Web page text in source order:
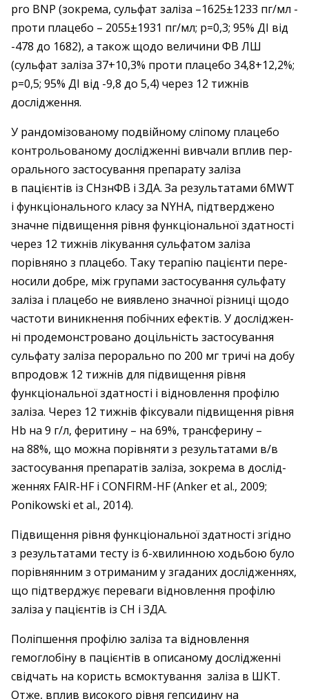
pro BNP (зокрема, сульфат заліза –1625±1233 пг/мл ­
проти плацебо – 2055±1931 пг/мл; p=0,3; 95% ДІ від
-478 до 1682), а також щодо величини ФВ ЛШ
(сульфат заліза 37+10,3% проти плацебо 34,8+12,2%;
p=0,5; 95% ДІ від -9,8 до 5,4) через 12 тижнів
дослідження.
У рандомізованому подвійному сліпому плацебо
контрольованому дослід­жен­ні ви­вчали вплив пер­
орального застосування препарату заліза
в пацієнтів із СНзнФВ і ЗДА. За результатами 6MWT
і ­функціонального класу за NYHA, підтверджено
значне ­підвищення рівня функціональної здатності
­через 12 тижнів лікування сульфатом ­заліза
порівняно з плацебо. Таку терапію ­пацієнти пере­
носили добре, між групами застосування сульфату
заліза і плацебо не виявлено значної різниці щодо
частоти виникнення побічних ефектів. У дослід­жен­
ні продемонстровано доцільність застосування
сульфату заліза пер­орально по 200 мг тричі на добу
впродовж 12 тижнів для підвищення рівня
функціональної здатності і відновлення профілю
заліза. Через 12 тижнів фіксували підвищення рівня
Hb на 9 г/л, феритину – ​на 69%, трансферину – ​
на 88%, що можна порівняти з результатами в/в
застосування препаратів заліза, зокрема в дослід­
жен­нях FAIR-HF і CONFIRM-HF (Anker et al., 2009;
Ponikowski et al., 2014).
Підвищення рівня функціональної здатності згідно
з результатами тесту із 6-хвилинною ходьбою було
порівнянним з отриманим у згаданих дослідженнях,
що підтверджує переваги відновлення профілю
заліза у пацієнтів із СН і ЗДА.
Поліпшення профілю заліза та ­відновлення
гемоглобіну в пацієнтів в описаному дослідженні
свідчать на користь всмоктування заліза в ШКТ.
Отже, вплив високого рівня гепсидину на